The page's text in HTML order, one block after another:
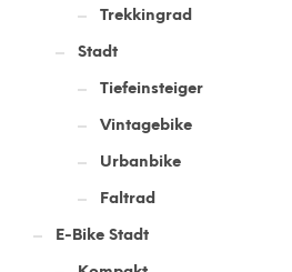
Trekkingrad
Stadt
Tiefeinsteiger
Vintagebike
Urbanbike
Faltrad
E-Bike Stadt